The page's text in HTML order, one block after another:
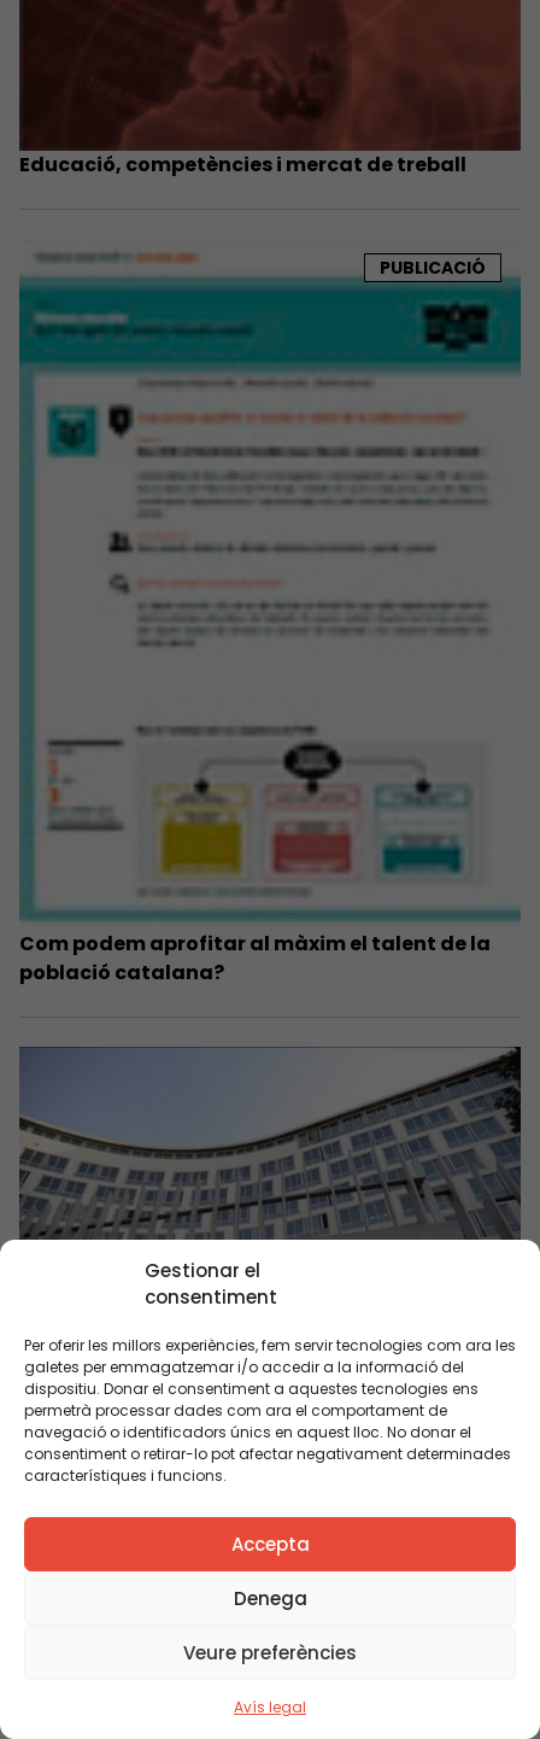
Gestionar el
consentiment
Per oferir les millors experiències, fem servir tecnologies com ara les
galetes per emmagatzemar i/o accedir a la informació del
dispositiu. Donar el consentiment a aquestes tecnologies ens
permetrà processar dades com ara el comportament de
navegació o identificadors únics en aquest lloc. No donar el
consentiment o retirar-lo pot afectar negativament determinades
característiques i funcions.
Accepta
Denega
Veure preferències
Avís legal
Educació, competències i mercat de treball
PUBLICACIÓ
Com podem aprofitar al màxim el talent de la
població catalana?
Beca de desenvolupament professional a la
UNESCO. 2016-2017